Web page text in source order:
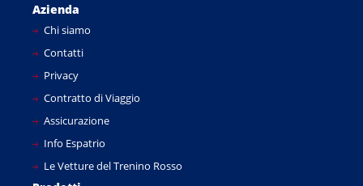
Azienda
Chi siamo
Contatti
Privacy
Contratto di Viaggio
Assicurazione
Info Espatrio
Le Vetture del Trenino Rosso